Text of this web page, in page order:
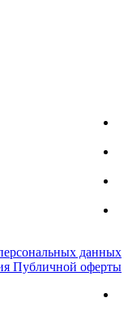
данных
Публичной оферты